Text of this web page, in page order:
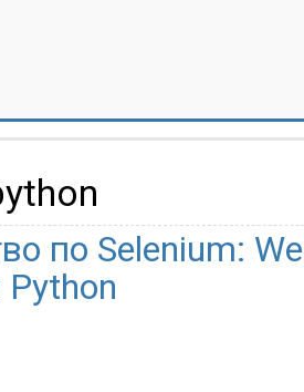
по Selenium:
Python